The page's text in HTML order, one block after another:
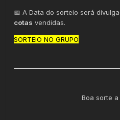
📅 A Data do sorteio será
cotas vendidas.
SORTEIO NO GRUPO
Boa sorte a